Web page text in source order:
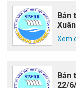
Bản
Xem
Bản
22/